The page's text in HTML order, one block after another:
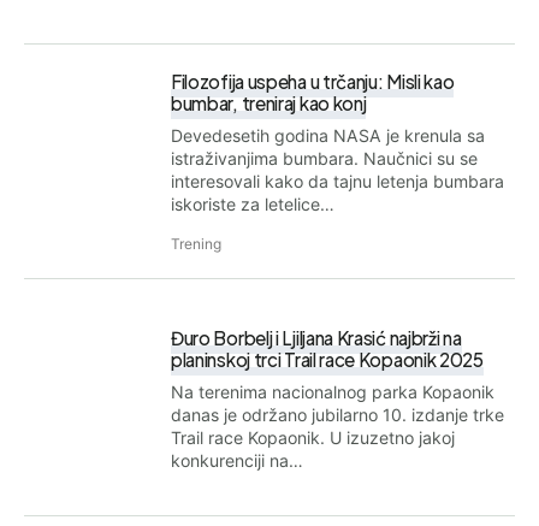
Filozofija uspeha u trčanju: Misli kao
bumbar, treniraj kao konj
Devedesetih godina NASA je krenula sa
istraživanjima bumbara. Naučnici su se
interesovali kako da tajnu letenja bumbara
iskoriste za letelice…
Trening
Đuro Borbelj i Ljiljana Krasić najbrži na
planinskoj trci Trail race Kopaonik 2025
Na terenima nacionalnog parka Kopaonik
danas je održano jubilarno 10. izdanje trke
Trail race Kopaonik. U izuzetno jakoj
konkurenciji na…